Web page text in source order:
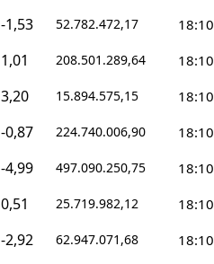
-1,53 52.782.472,17 18:10
1,01 208.501.289,64 18:10
3,20 15.894.575,15 18:10
-0,87 224.740.006,90 18:10
-4,99 497.090.250,75 18:10
0,51 25.719.982,12 18:10
-2,92 62.947.071,68 18:10